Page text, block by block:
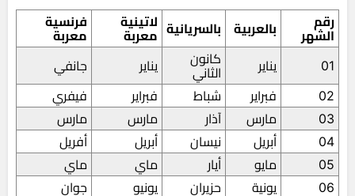
رقم
الشهر
بالعربية بالسريانية لاتينية
معربة
فرنسية
معربة
01
يناير
كانون
الثاني
يناير
جانفي
02
فبراير شباط فبراير
فيفري
03
مارس آذار مارس
مارس
04
أبريل نيسان أبريل
أفريل
05
مايو أيار ماي
ماي
06
يونية حزيران يونيو
جوان